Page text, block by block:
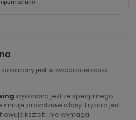
jest w kwadracie obok
wykonana jest ze specjalnego
prawdziwe włosy. Fryzura jest
kształt i nie wymaga